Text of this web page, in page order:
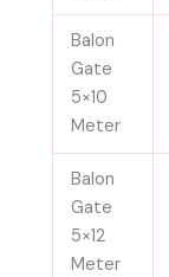
Balon
Gate
5×10
Meter
Balon
Gate
5×12
Meter